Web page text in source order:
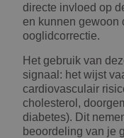
directe invloed op
en kunnen gewoon
ooglidcorrectie.
Het gebruik van
signaal: het wijst
cardiovasculair
cholesterol,
diabetes). Dit
beoordeling van je